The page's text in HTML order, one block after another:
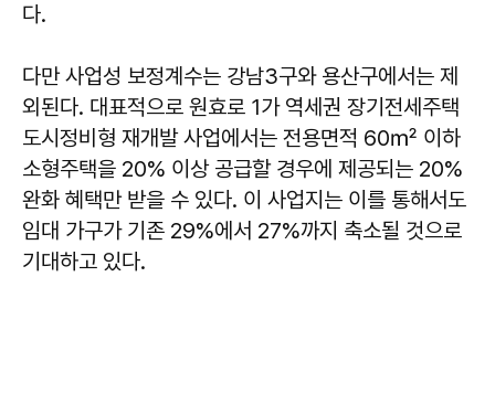
다.
다만 사업성 보정계수는 강남3구와 용산구에서는 제
외된다. 대표적으로 원효로 1가 역세권 장기전세주택
도시정비형 재개발 사업에서는 전용면적 60㎡ 이하
소형주택을 20% 이상 공급할 경우에 제공되는 20%
완화 혜택만 받을 수 있다. 이 사업지는 이를 통해서도
임대 가구가 기존 29%에서 27%까지 축소될 것으로
기대하고 있다.